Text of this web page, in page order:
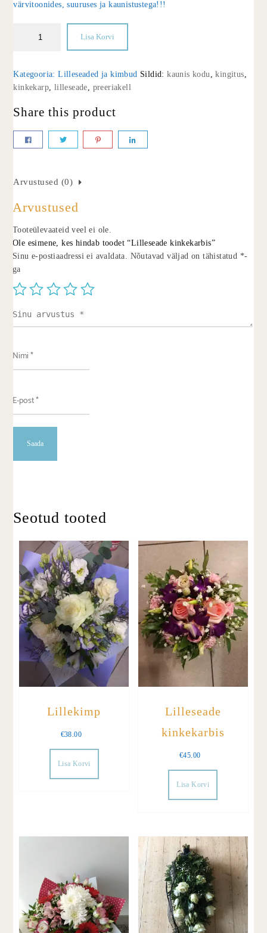
värvitoonides, suuruses ja kaunistustega!!!
Lisa Korvi
Kategooria:Lilleseaded ja kimbud Sildid:kaunis kodu ,kingitus
kinkekarp lilleseade preeriakell
Share this product
Arvustused (0)
Arvustused
Tooteülevaateid veel ei ole.
Ole esimene, kes hindab toodet “Lilleseade kinkekarbis”
Sinu e-postiaadressi ei avaldata.
Nõutavad väljad on tähistatud *-
ga
Seotud tooted
Lillekimp
€38.00
Lisa Korvi
Lilleseade
kinkekarbis
€45.00
Lisa Korvi